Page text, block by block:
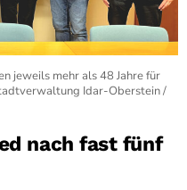
jeweils mehr als 48 Jahre für
Idar-Oberstein /
nach fast fünf